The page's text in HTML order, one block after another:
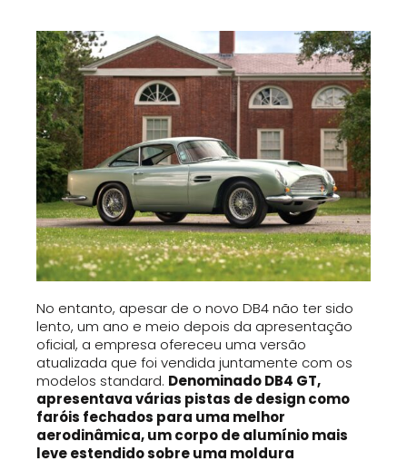
No entanto, apesar de o novo DB4 não ter sido
lento, um ano e meio depois da apresentação
oficial, a empresa ofereceu uma versão
atualizada que foi vendida juntamente com os
modelos standard. Denominado DB4 GT,
apresentava várias pistas de design como
faróis fechados para uma melhor
aerodinâmica, um corpo de alumínio mais
leve estendido sobre uma moldura